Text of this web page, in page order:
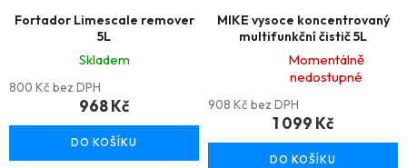
Fortador Limescale remover
5L
Skladem
800 Kč bez DPH
968 Kč
DO KOŠÍKU
MIKE vysoce koncentrovaný
multifunkční čistič 5L
hodnocení
Momentálně
nedostupné
908 Kč bez DPH
1 099 Kč
DO KOŠÍKU